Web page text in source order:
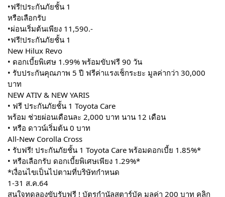
•ฟรี!ประกันภัยชั้น 1
หรือเลือกรับ
•ผ่อนเริ่มต้นเพียง 11,590.-
•ฟรี!ประกันภัยชั้น 1
New Hilux Revo
• ดอกเบี้ยพิเศษ 1.99% พร้อมขับฟรี 90 วัน
• รับประกันคุณภาพ 5 ปี ฟรีค่าแรงเช็กระยะ มูลค่ากว่า 30,000
บาท
NEW ATIV & NEW YARIS
• ฟรี ประกันภัยชั้น 1 Toyota Care
พร้อม ช่วยผ่อนเดือนละ 2,000 บาท นาน 12 เดือน
• หรือ ดาวน์เริ่มต้น 0 บาท
All-New Corolla Cross
• รับฟรี! ประกันภัยชั้น 1 Toyota Care พร้อมดอกเบี้ย 1.85%*
• หรือเลือกรับ ดอกเบี้ยพิเศษเพียง 1.29%*
*เงื่อนไขเป็นไปตามที่บริษัทกำหนด
1-31 ส.ค.64
สนใจทดลองขับรับฟรี ! บัตรกำนัลสตาร์บัค มูลค่า 200 บาท คลิก